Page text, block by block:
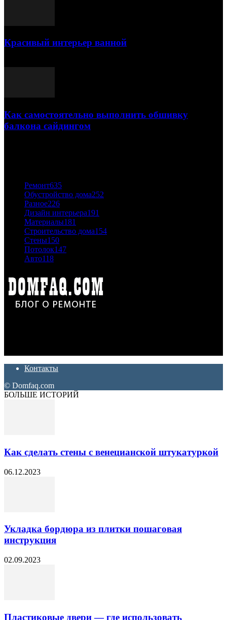
Красивый интерьер ванной
Как самостоятельно выполнить обшивку
балкона сайдингом
Ремонт635
Обустройство дома252
Разное226
Дизайн интерьера191
Материалы181
Строительство дома154
Стены150
Потолок147
Авто118
Контакты
© Domfaq.com
БОЛЬШЕ ИСТОРИЙ
Как сделать стены с венецианской штукатуркой
06.12.2023
Укладка бордюра из плитки пошаговая
инструкция
02.09.2023
Пластиковые двери — где использовать